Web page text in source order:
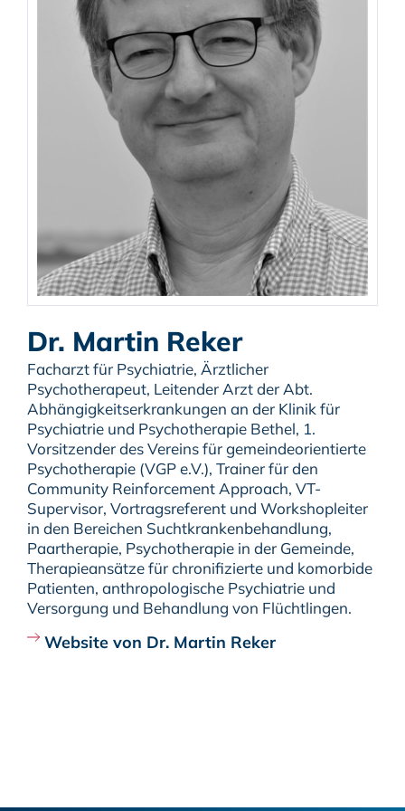
Dr. Martin Reker
Facharzt für Psychiatrie, Ärztlicher
Psychotherapeut, Leitender Arzt der Abt.
Abhängigkeitserkrankungen an der Klinik für
Psychiatrie und Psychotherapie Bethel, 1.
Vorsitzender des Vereins für gemeindeorientierte
Psychotherapie (VGP e.V.), Trainer für den
Community Reinforcement Approach, VT-
Supervisor, Vortragsreferent und Workshopleiter
in den Bereichen Suchtkrankenbehandlung,
Paartherapie, Psychotherapie in der Gemeinde,
Therapieansätze für chronifizierte und komorbide
Patienten, anthropologische Psychiatrie und
Versorgung und Behandlung von Flüchtlingen.
Website von Dr. Martin Reker